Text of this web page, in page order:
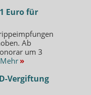
Euro für
Ab
um 3
Mehr »
Vergiftung